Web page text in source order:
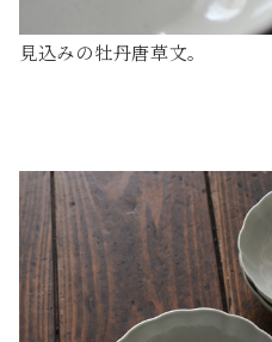
見込みの牡丹唐草文。